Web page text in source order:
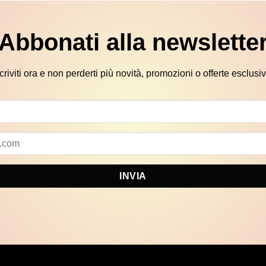
alla
ora e non perderti più novità, promozioni o offerte
INVIA